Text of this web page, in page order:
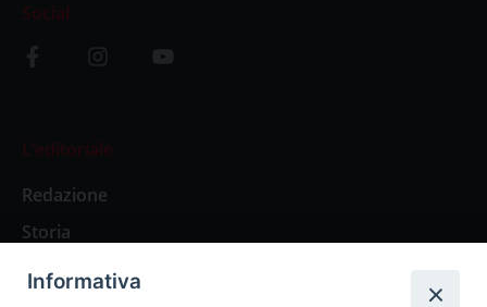
Social
L’editoriale
Redazione
Storia
Informativa